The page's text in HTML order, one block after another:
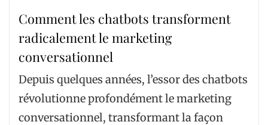
Comment les chatbots transforment
radicalement le marketing
conversationnel
Depuis quelques années, l’essor des chatbots
révolutionne profondément le marketing
conversationnel, transformant la façon